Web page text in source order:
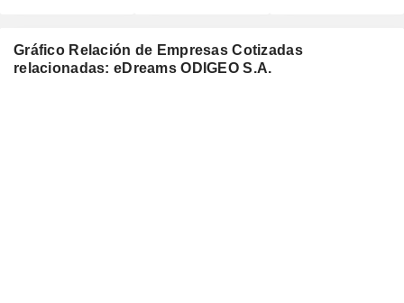
Gráfico Relación de Empresas Cotizadas
relacionadas: eDreams ODIGEO S.A.